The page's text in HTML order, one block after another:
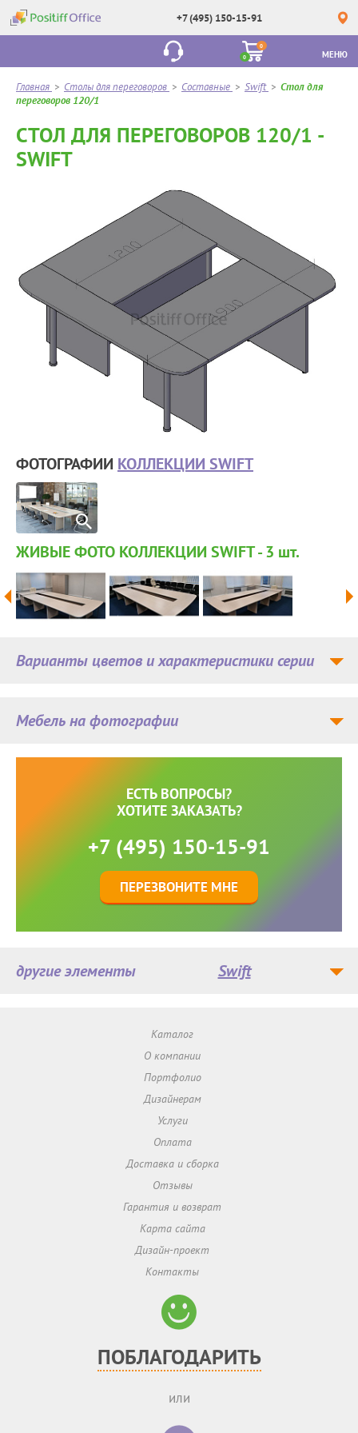
+7 (495) 150-15-91
0
0
МЕНЮ
Главная > Столы для переговоров > Составные > Swift > Стол для
переговоров 120/1
СТОЛ ДЛЯ ПЕРЕГОВОРОВ 120/1 -
SWIFT
ФОТОГРАФИИ КОЛЛЕКЦИИ SWIFT
ЖИВЫЕ ФОТО КОЛЛЕКЦИИ SWIFT - 3 шт.
Мебель на фотографии
Варианты цветов и характеристики серии
ЕСТЬ ВОПРОСЫ?
ХОТИТЕ ЗАКАЗАТЬ?
+7 (495) 150-15-91
ПЕРЕЗВОНИТЕ МНЕ
другие элементы Swift
Каталог
О компании
Портфолио
Дизайнерам
Услуги
Оплата
Доставка и сборка
Отзывы
Гарантия и возврат
Карта сайта
Дизайн-проект
Контакты
ПОБЛАГОДАРИТЬ
или